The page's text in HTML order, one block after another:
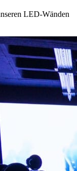
LED-Wänden